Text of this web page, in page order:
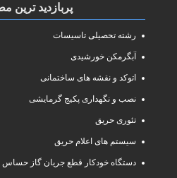
پربازدید ترین
رشته تحصیلی تاسیسات
آبگرمکن خورشیدی
اتوکد و نقشه های ساختمانی
نصب و نگهداری پکیج گرمایشی
تئوری حریق
سیستم های اعلام حریق
دستگاه خودکار قطع جریان گاز حساس